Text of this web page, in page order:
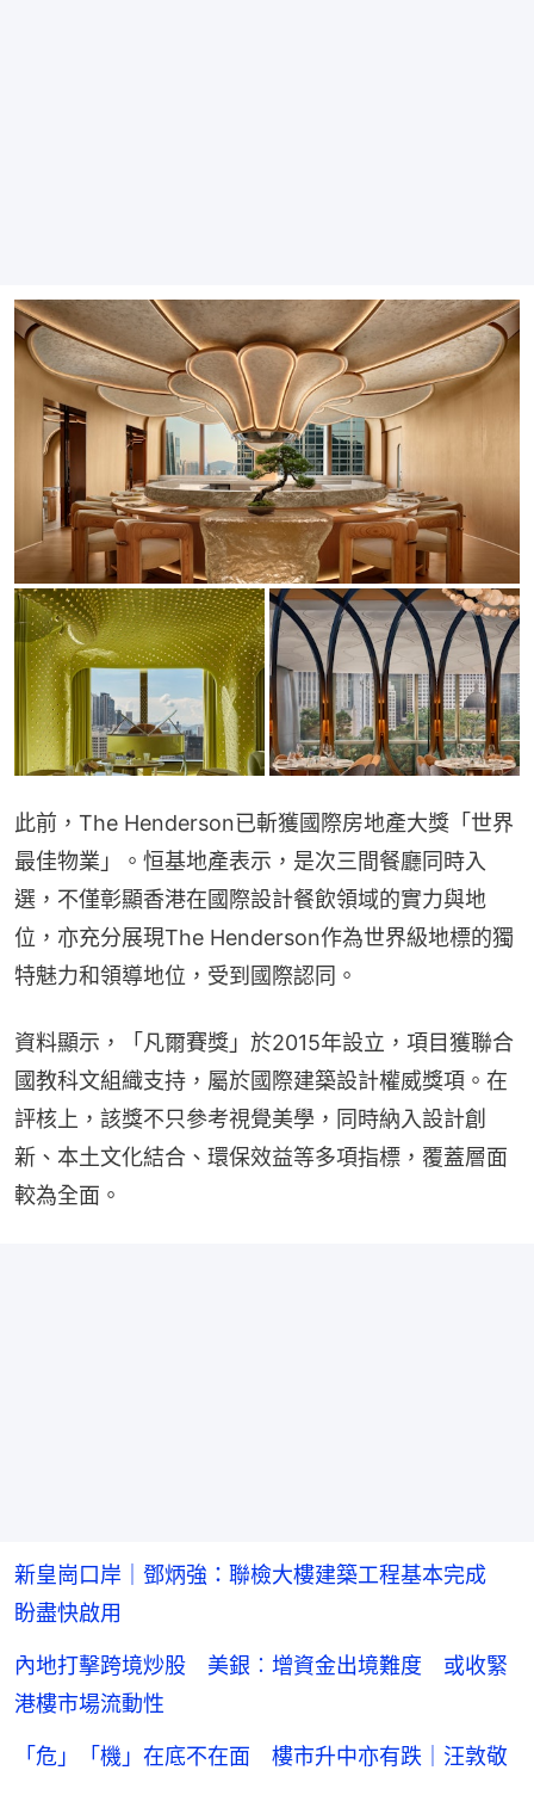
此前，The Henderson已斬獲國際房地產大獎「世界
最佳物業」。恒基地產表示，是次三間餐廳同時入
選，不僅彰顯香港在國際設計餐飲領域的實力與地
位，亦充分展現The Henderson作為世界級地標的獨
特魅力和領導地位，受到國際認同。
資料顯示，「凡爾賽獎」於2015年設立，項目獲聯合
國教科文組織支持，屬於國際建築設計權威獎項。在
評核上，該獎不只參考視覺美學，同時納入設計創
新、本土文化結合、環保效益等多項指標，覆蓋層面
較為全面。
新皇崗口岸｜鄧炳強：聯檢大樓建築工程基本完成
盼盡快啟用
內地打擊跨境炒股 美銀︰增資金出境難度 或收緊
港樓市場流動性
「危」「機」在底不在面 樓市升中亦有跌｜汪敦敬